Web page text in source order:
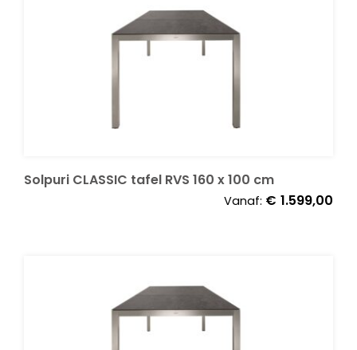
Accessoires en Kado
Solpuri CLASSIC tafel RVS 160 x 100 cm
Vanaf: € 1.599,00